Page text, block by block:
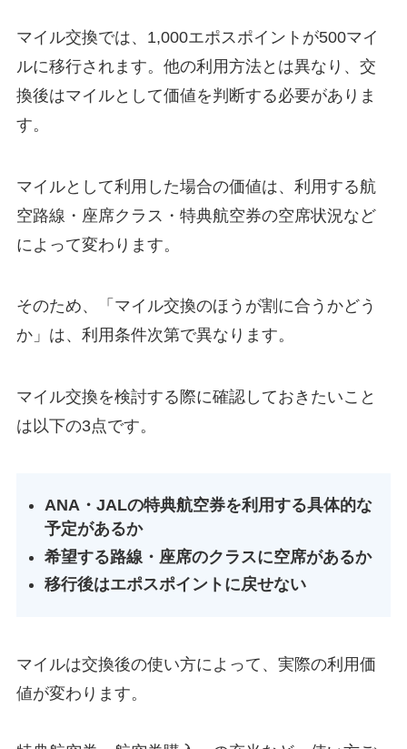
マイル交換では、1,000エポスポイントが500マイ
ルに移行されます。他の利用方法とは異なり、交
換後はマイルとして価値を判断する必要がありま
す。
マイルとして利用した場合の価値は、利用する航
空路線・座席クラス・特典航空券の空席状況など
によって変わります。
そのため、「マイル交換のほうが割に合うかどう
か」は、利用条件次第で異なります。
マイル交換を検討する際に確認しておきたいこと
は以下の3点です。
ANA・JALの特典航空券を利用する具体的な
予定があるか
希望する路線・座席のクラスに空席があるか
移行後はエポスポイントに戻せない
マイルは交換後の使い方によって、実際の利用価
値が変わります。